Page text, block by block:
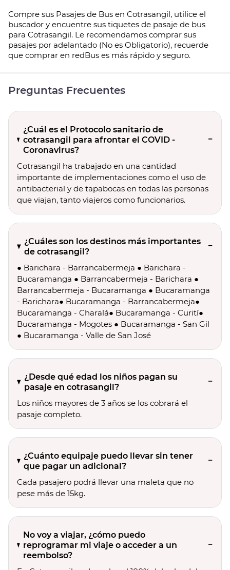
Compre sus Pasajes de Bus en Cotrasangil, utilice el
buscador y encuentre sus tiquetes de pasaje de bus
para Cotrasangil. Le recomendamos comprar sus
pasajes por adelantado (No es Obligatorio), recuerde
que comprar en redBus es más rápido y seguro.
Preguntas Frecuentes
¿Cuál es el Protocolo sanitario de
cotrasangil para afrontar el COVID -
Coronavirus?
Cotrasangil ha trabajado en una cantidad
importante de implementaciones como el uso de
antibacterial y de tapabocas en todas las personas
que viajan, tanto viajeros como funcionarios.
¿Cuáles son los destinos más importantes
de cotrasangil?
● Barichara - Barrancabermeja ● Barichara -
Bucaramanga ● Barrancabermeja - Barichara ●
Barrancabermeja - Bucaramanga ● Bucaramanga
- Barichara● Bucaramanga - Barrancabermeja●
Bucaramanga - Charalá● Bucaramanga - Curití●
Bucaramanga - Mogotes ● Bucaramanga - San Gil
● Bucaramanga - Valle de San José
¿Desde qué edad los niños pagan su
pasaje en cotrasangil?
Los niños mayores de 3 años se los cobrará el
pasaje completo.
¿Cuánto equipaje puedo llevar sin tener
que pagar un adicional?
Cada pasajero podrá llevar una maleta que no
pese más de 15kg.
No voy a viajar, ¿cómo puedo
reprogramar mi viaje o acceder a un
reembolso?